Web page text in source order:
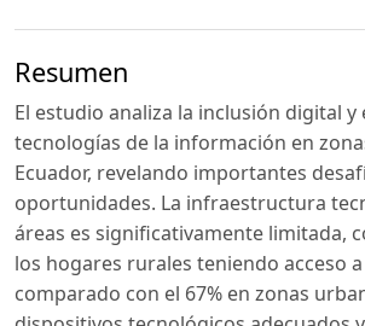
Resumen
El estudio analiza la inclusión digital y
tecnologías de la información en
Ecuador, revelando importantes
oportunidades. La infraestructura
áreas es significativamente limitada,
los hogares rurales teniendo acceso
comparado con el 67% en zonas